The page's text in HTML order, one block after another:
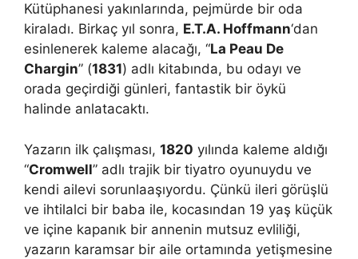
Kütüphanesi yakınlarında, pejmürde bir oda
kiraladı. Birkaç yıl sonra, E.T.A. Hoffmann‘dan
esinlenerek kaleme alacağı, “La Peau De
Chargin” (1831) adlı kitabında, bu odayı ve
orada geçirdiği günleri, fantastik bir öykü
halinde anlatacaktı.
Yazarın ilk çalışması, 1820 yılında kaleme aldığı
“Cromwell” adlı trajik bir tiyatro oyunuydu ve
kendi ailevi sorunlaaşıyordu. Çünkü ileri görüşlü
ve ihtilalci bir baba ile, kocasından 19 yaş küçük
ve içine kapanık bir annenin mutsuz evliliği,
yazarın karamsar bir aile ortamında yetişmesine